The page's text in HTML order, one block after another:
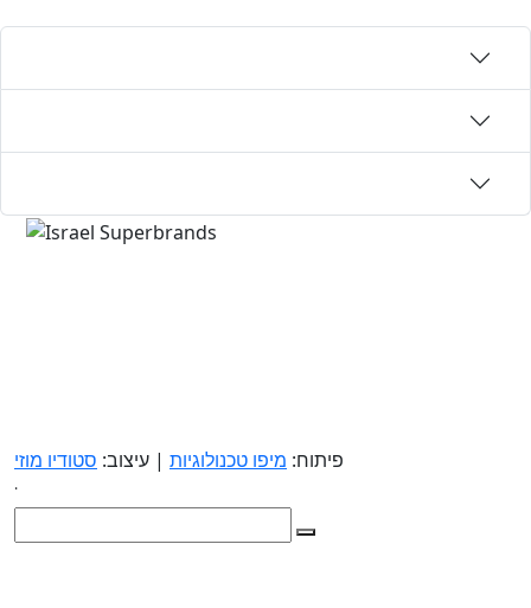
פיתוח: מיפו טכנולוגיות | עיצוב: סטודיו מוזי
.